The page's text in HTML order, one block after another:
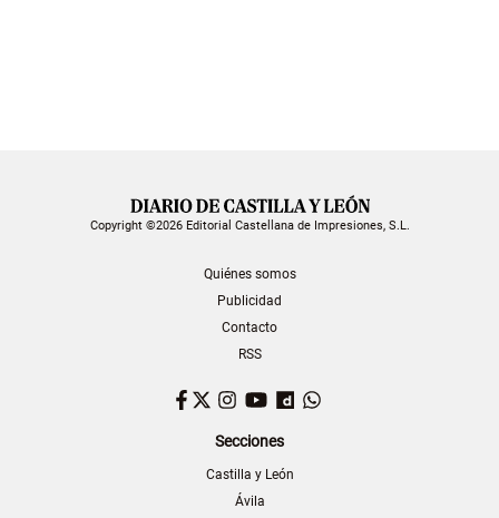
Copyright ©2026 Editorial Castellana de Impresiones, S.L.
Quiénes somos
Publicidad
Contacto
RSS
Facebook
TwitterInstagram
YouTubeDailymotion
Secciones
Castilla y León
Ávila